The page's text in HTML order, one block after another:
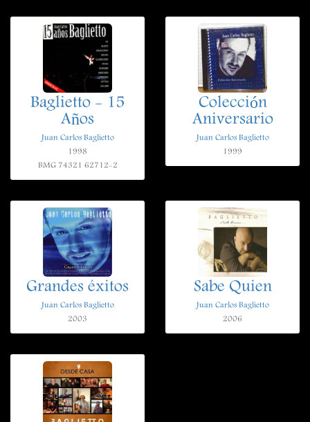
Baglietto - 15
Años
Juan Carlos Baglietto
1998
BMG 74321 62712-2
Colección
Aniversario
Juan Carlos Baglietto
1999
Grandes éxitos
Juan Carlos Baglietto
2003
Sabe Quien
Juan Carlos Baglietto
2006